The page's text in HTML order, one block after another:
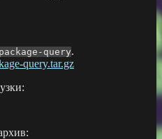
package-query.
query.tar.gz